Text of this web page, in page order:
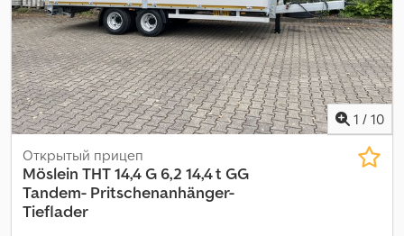
1 / 10
Открытый прицеп
Möslein THT 14,4 G 6,2 14,4 t GG
Tandem- Pritschenanhänger-
Tieflader